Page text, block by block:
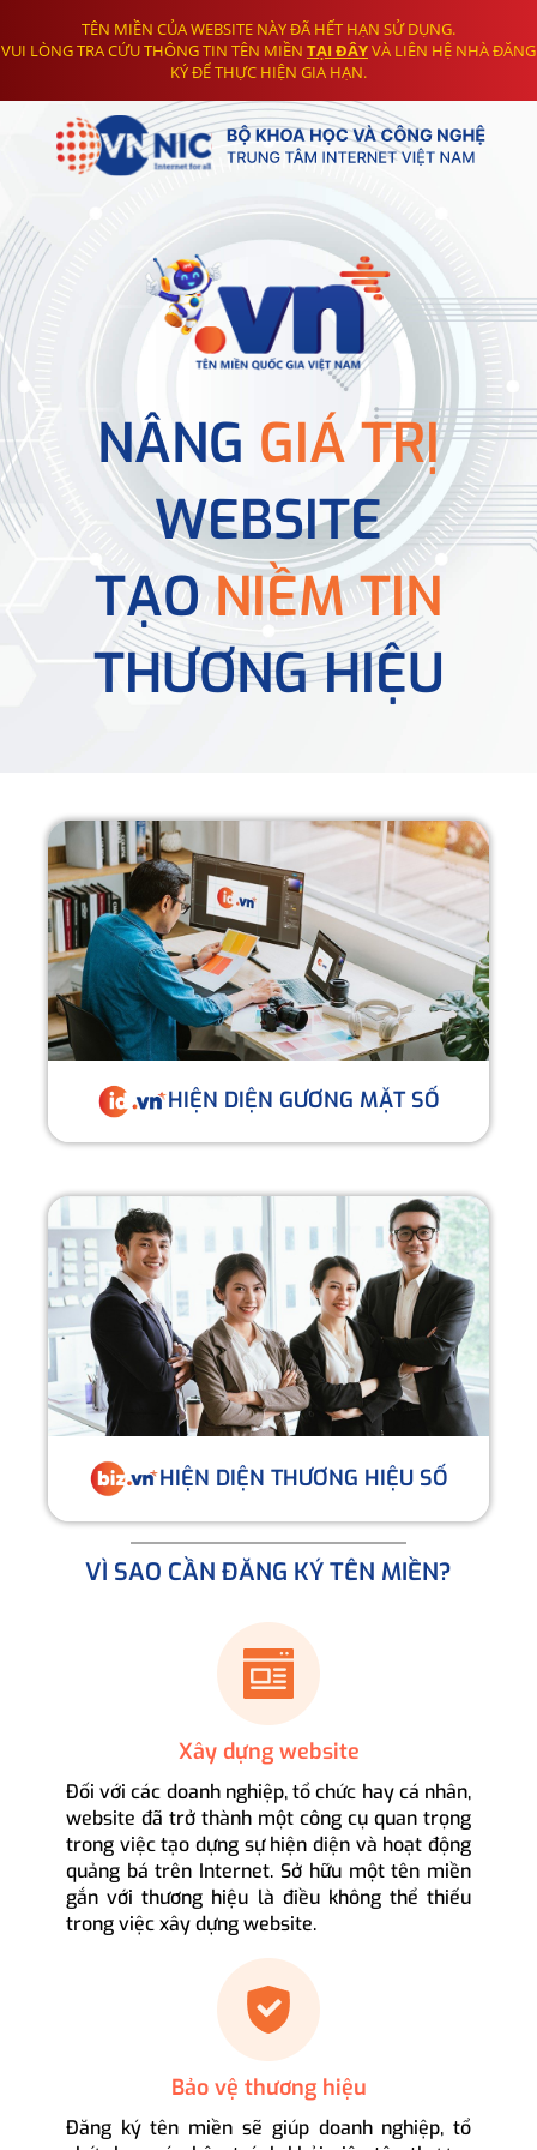
TÊN MIỀN CỦA WEBSITE NÀY ĐÃ HẾT HẠN SỬ DỤNG.
VUI LÒNG TRA CỨU THÔNG TIN TÊN MIỀN TẠI ĐÂYVÀ LIÊN HỆ NHÀ ĐĂNG
KÝ ĐỂ THỰC HIỆN GIA HẠN.
NÂNG GIÁ TRỊ
WEBSITE
TẠONIỀM TIN
THƯƠNG HIỆU
HIỆN DIỆN GƯƠNG MẶT SỐ
HIỆN DIỆN THƯƠNG HIỆU SỐ
VÌ SAO CẦN ĐĂNG KÝ TÊN MIỀN?
Xây dựng website
Đối với các doanh nghiệp, tổ chức hay cá nhân,
website đã trở thành một công cụ quan trọng
trong việc tạo dựng sự hiện diện và hoạt động
quảng bá trên Internet. Sở hữu một tên miền
gắn với thương hiệu là điều không thể thiếu
trong việc xây dựng website.
Bảo vệ thương hiệu
Đăng ký tên miền sẽ giúp doanh nghiệp, tổ